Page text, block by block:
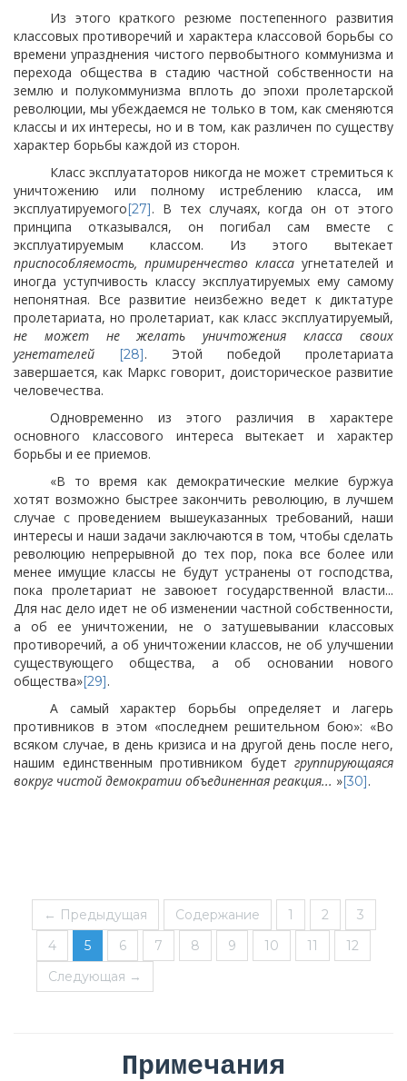
Из этого краткого резюме постепенного развития
классовых противоречий и характера классовой борьбы со
времени упразднения чистого первобытного коммунизма и
перехода общества в стадию частной собственности на
землю и полукоммунизма вплоть до эпохи пролетарской
революции, мы убеждаемся не только в том, как сменяются
классы и их интересы, но и в том, как различен по существу
характер борьбы каждой из сторон.
Класс эксплуататоров никогда не может стремиться к
уничтожению или полному истреблению класса, им
эксплуатируемого[27]. В тех случаях, когда он от этого
принципа отказывался, он погибал сам вместе с
эксплуатируемым классом. Из этого вытекает
приспособляемость, примиренчество класса угнетателей и
иногда уступчивость классу эксплуатируемых ему самому
непонятная. Все развитие неизбежно ведет к диктатуре
пролетариата, но пролетариат, как класс эксплуатируемый,
не может не желать уничтожения класса своих
угнетателей
[28]. Этой победой пролетариата
завершается, как Маркс говорит, доисторическое развитие
человечества.
Одновременно из этого различия в характере
основного классового интереса вытекает и характер
борьбы и ее приемов.
«В то время как демократические мелкие буржуа
хотят возможно быстрее закончить революцию, в лучшем
случае с проведением вышеуказанных требований, наши
интересы и наши задачи заключаются в том, чтобы сделать
революцию непрерывной до тех пор, пока все более или
менее имущие классы не будут устранены от господства,
пока пролетариат не завоюет государственной власти...
Для нас дело идет не об изменении частной собственности,
а об ее уничтожении, не о затушевывании классовых
противоречий, а об уничтоженииклассов, не об улучшении
существующего общества, а об основании нового
общества»[29].
А самый характер борьбы определяет и лагерь
противников в этом «последнем решительном бою»: «Во
всяком случае, в день кризиса и на другой день после него,
нашим единственным противником будет группирующаяся
вокруг чистой демократии объединенная реакция... »[30].
← Предыдущая Содержание 1 2
3
4
5 6 7 8 9 10 11
12
Следующая →
Примечания